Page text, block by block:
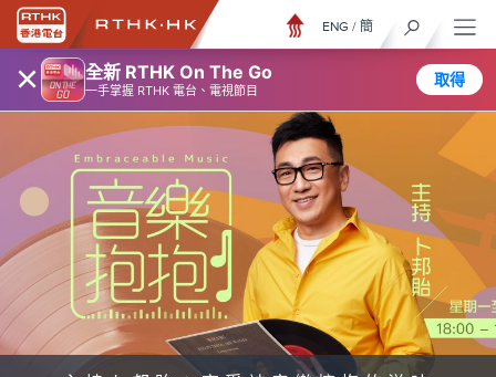
× 全新 RTHK On The Go
一手掌握 RTHK 電台、電視節目
取得
ENG / 簡